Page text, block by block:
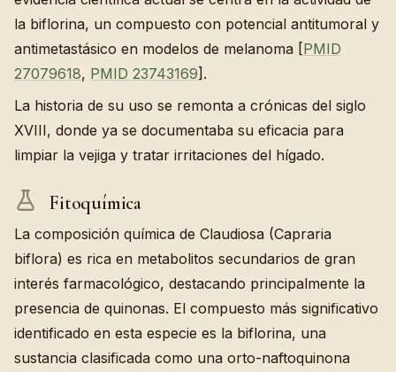
la biflorina, un compuesto con potencial antitumoral y
antimetastásico en modelos de melanoma [PMID
27079618, PMID 23743169].
La historia de su uso se remonta a crónicas del siglo
XVIII, donde ya se documentaba su eficacia para
limpiar la vejiga y tratar irritaciones del hígado.
Fitoquímica
La composición química de Claudiosa (Capraria
biflora) es rica en metabolitos secundarios de gran
interés farmacológico, destacando principalmente la
presencia de quinonas. El compuesto más significativo
identificado en esta especie es la biflorina, una
sustancia clasificada como una orto-naftoquinona